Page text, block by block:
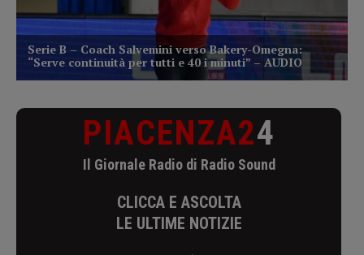
PIACENZA24
Il Giornale Radio di Radio Sound
CLICCA E ASCOLTA
LE ULTIME NOTIZIE